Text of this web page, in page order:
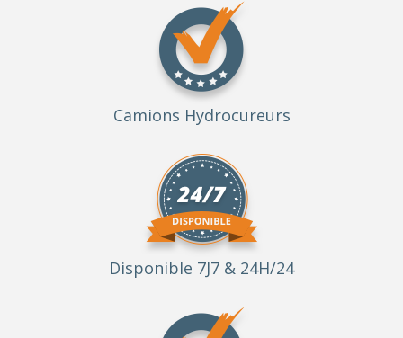
Camions Hydrocureurs
Disponible 7J7 & 24H/24